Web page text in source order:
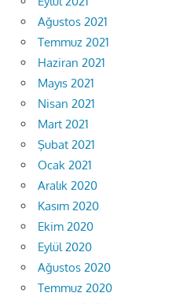
Ağustos 2021
Temmuz 2021
Haziran 2021
Mayıs 2021
Nisan 2021
Mart 2021
Şubat 2021
Ocak 2021
Aralık 2020
Kasım 2020
Ekim 2020
Eylül 2020
Ağustos 2020
Temmuz 2020